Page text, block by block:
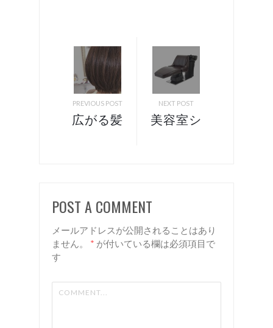
PREVIOUS POST
広がる髪
タイル！
諏訪 美
容室 リ
NEXT POST
美容室シ
ン
POST A COMMENT
メールアドレスが公開されることはあり
ません。
* が付いている欄は必須項目で
す